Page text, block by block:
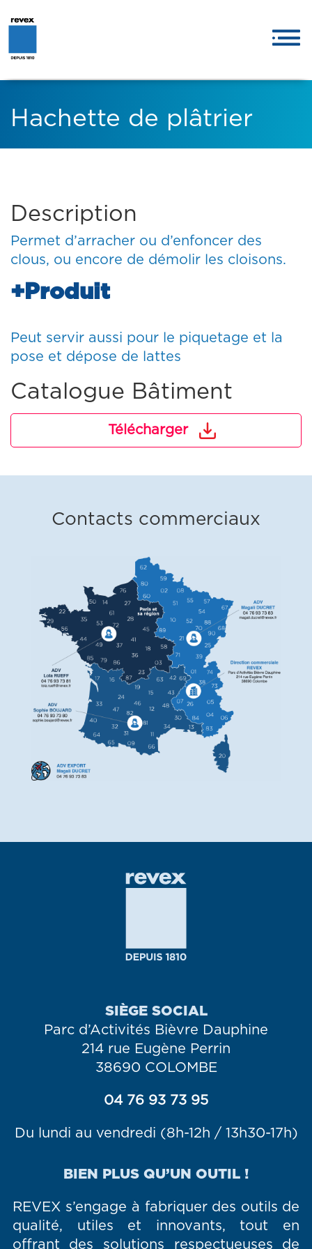
Hachette de plâtrier
Description
Permet d’arracher ou d’enfoncer des
clous, ou encore de démolir les cloisons.
+Produit
Peut servir aussi pour le piquetage et la
pose et dépose de lattes
Catalogue Bâtiment
Télécharger
Contacts commerciaux
SIÈGE SOCIAL
Parc d’Activités Bièvre Dauphine
214 rue Eugène Perrin
38690 COLOMBE
04 76 93 73 95
Du lundi au vendredi (8h-12h / 13h30-17h)
BIEN PLUS QU’UN OUTIL !
REVEX s’engage à fabriquer des outils de
qualité, utiles et innovants, tout en
offrant des solutions respectueuses de